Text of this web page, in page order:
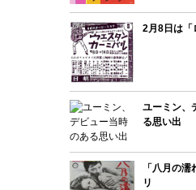
2月8日は「
ユーミン、
る思い出
「八月の
リ